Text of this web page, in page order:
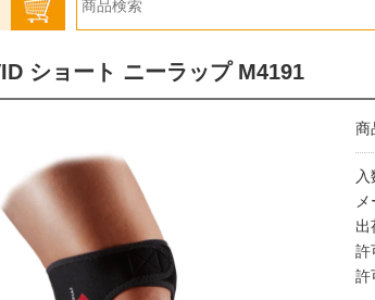
ショート ニーラップ M4191
商
出
許
許